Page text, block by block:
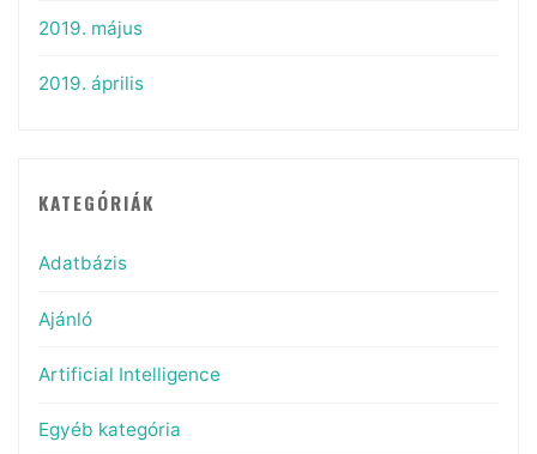
2019. május
2019. április
KATEGÓRIÁK
Adatbázis
Ajánló
Artificial Intelligence
Egyéb kategória